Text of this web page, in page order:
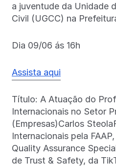
a juventude da Unidade
Civil (UGCC) na
Dia 09/06 ás 16h
Assista aqui
Título: A Atuação do
Internacionais no Setor
(Empresas)Carlos
Internacionais pela
Quality Assurance
de Trust & Safety, da